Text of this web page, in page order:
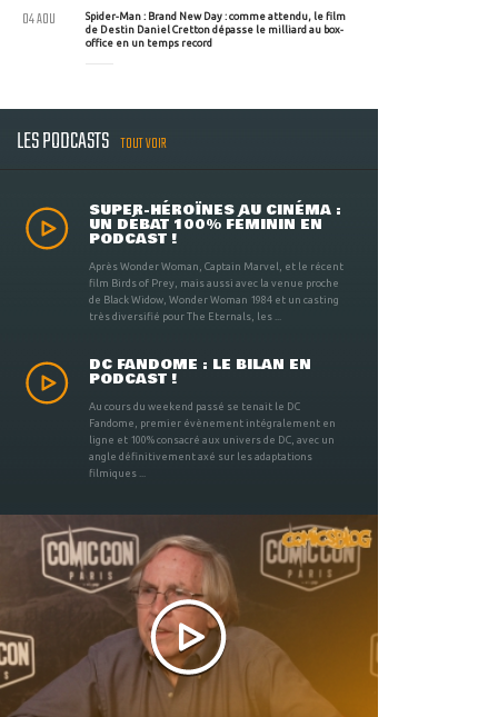
Spider-Man : Brand New Day : comme attendu, le film
de Destin Daniel Cretton dépasse le milliard au box-
office en un temps record
04 AOU
LES PODCASTS TOUT VOIR
SUPER-HÉROÏNES AU CINÉMA :
UN DÉBAT 100% FÉMININ EN
PODCAST !
Après Wonder Woman, Captain Marvel, et le récent
film Birds of Prey, mais aussi avec la venue proche
de Black Widow, Wonder Woman 1984 et un casting
très diversifié pour The Eternals, les ...
DC FANDOME : LE BILAN EN
PODCAST !
Au cours du weekend passé se tenait le DC
Fandome, premier évènement intégralement en
ligne et 100% consacré aux univers de DC, avec un
angle définitivement axé sur les adaptations
filmiques ...